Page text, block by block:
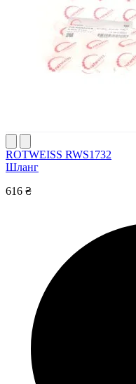
ROTWEISS RWS1732
Шланг
616 ₴